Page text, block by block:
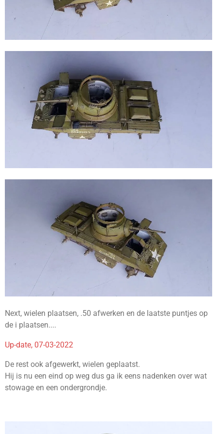
Next, wielen plaatsen, .50 afwerken en de laatste puntjes op
de i plaatsen....
Up-date, 07-03-2022
De rest ook afgewerkt, wielen geplaatst.
Hij is nu een eind op weg dus ga ik eens nadenken over wat
stowage en een ondergrondje.